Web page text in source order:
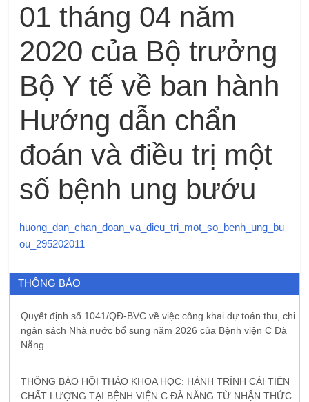
01 tháng 04 năm
2020 của Bộ trưởng
Bộ Y tế về ban hành
Hướng dẫn chẩn
đoán và điều trị một
số bệnh ung bướu
huong_dan_chan_doan_va_dieu_tri_mot_so_benh_ung_bu
ou_295202011
THÔNG BÁO
Quyết định số 1041/QĐ-BVC về việc công khai dự toán thu, chi
ngân sách Nhà nước bổ sung năm 2026 của Bệnh viện C Đà
Nẵng
THÔNG BÁO HỘI THẢO KHOA HỌC: HÀNH TRÌNH CẢI TIẾN
CHẤT LƯỢNG TẠI BỆNH VIỆN C ĐÀ NẴNG TỪ NHẬN THỨC